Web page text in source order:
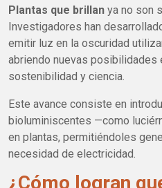
Plantas que brillan ya no son
Investigadores han
emitir luz en la oscuridad
abriendo nuevas posibilidades
sostenibilidad y ciencia.
Este avance consiste en
bioluminiscentes —como
en plantas, permitiéndoles
necesidad de electricidad.
¿Cómo logran